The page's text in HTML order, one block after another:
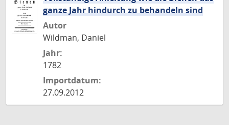
ganze Jahr hindurch zu behandeln sind
Autor
Wildman, Daniel
Jahr:
1782
Importdatum:
27.09.2012